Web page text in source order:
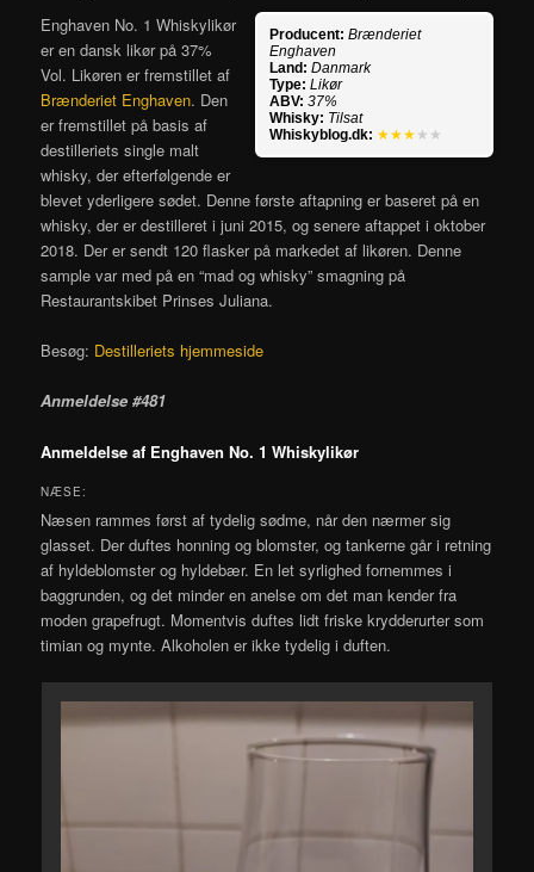
Producent: Brænderiet
Enghaven
Land: Danmark
Type: Likør
ABV: 37%
Whisky: Tilsat
Whiskyblog.dk: ★★★ ★★
Enghaven No. 1 Whiskylikør
er en dansk likør på 37%
Vol. Likøren er fremstillet af
Brænderiet Enghaven. Den
er fremstillet på basis af
destilleriets single malt
whisky, der efterfølgende er
blevet yderligere sødet. Denne første aftapning er baseret på en
whisky, der er destilleret i juni 2015, og senere aftappet i oktober
2018. Der er sendt 120 flasker på markedet af likøren. Denne
sample var med på en “mad og whisky” smagning på
Restaurantskibet Prinses Juliana.
Besøg: Destilleriets hjemmeside
Anmeldelse #481
Anmeldelse af Enghaven No. 1 Whiskylikør
NÆSE:
Næsen rammes først af tydelig sødme, når den nærmer sig
glasset. Der duftes honning og blomster, og tankerne går i retning
af hyldeblomster og hyldebær. En let syrlighed fornemmes i
baggrunden, og det minder en anelse om det man kender fra
moden grapefrugt. Momentvis duftes lidt friske krydderurter som
timian og mynte. Alkoholen er ikke tydelig i duften.